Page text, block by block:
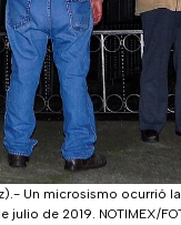
Un microsismo ocurrió
de 2019. NOTIMEX/